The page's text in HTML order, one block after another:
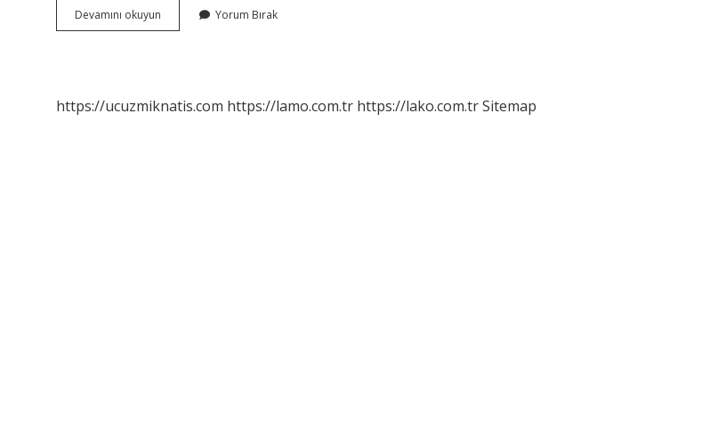
Devamını okuyun
Olmak
Yorum Bırak
https://ucuzmiknatis.com https://lamo.com.tr https://lako.com.trSitemap